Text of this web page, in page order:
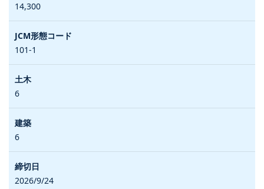
14,300
101-1
6
6
2026/9/24